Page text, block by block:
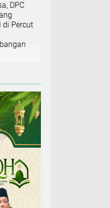
DPC
di Percut